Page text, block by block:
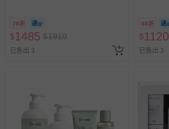
78折
$1485 $1910
已售出 3
68折
$1120
已售出 3